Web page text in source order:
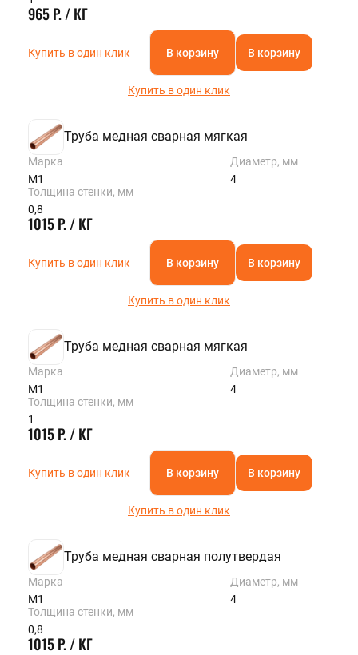
965 Р. / КГ
Купить в один клик В корзину В корзину
Купить в один клик
Труба медная сварная мягкая
Марка
М1
Диаметр, мм
4
Толщина стенки, мм
0,8
1015 Р. / КГ
Купить в один клик В корзину В корзину
Купить в один клик
Труба медная сварная мягкая
Марка
М1
Диаметр, мм
4
Толщина стенки, мм
1
1015 Р. / КГ
Купить в один клик В корзину В корзину
Купить в один клик
Труба медная сварная полутвердая
Марка
М1
Диаметр, мм
4
Толщина стенки, мм
0,8
1015 Р. / КГ